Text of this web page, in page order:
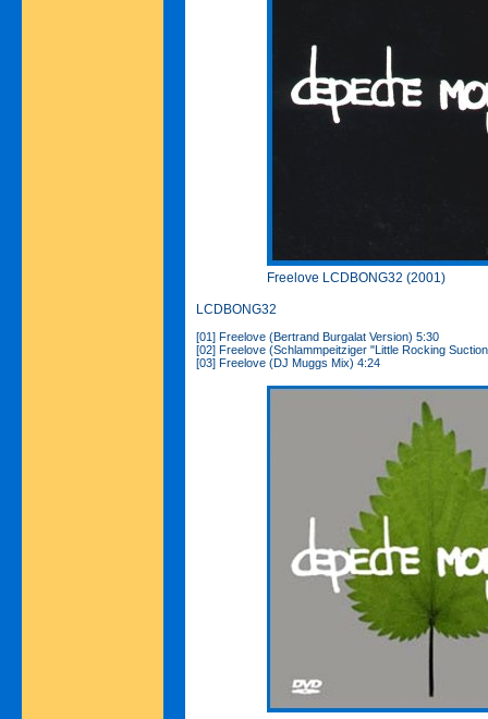
Freelove LCDBONG32 (2001)
LCDBONG32
[01] Freelove (Bertrand Burgalat Version) 5:30
[02] Freelove (Schlammpeitziger "Little Rocking
[03] Freelove (DJ Muggs Mix) 4:24